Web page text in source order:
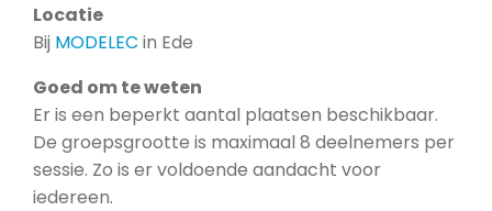
Locatie
Bij MODELEC in Ede
Goed om te weten
Er is een beperkt aantal plaatsen beschikbaar.
De groepsgrootte is maximaal 8 deelnemers per
sessie. Zo is er voldoende aandacht voor
iedereen.